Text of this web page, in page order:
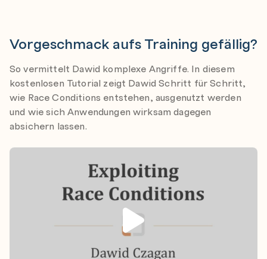
Vorgeschmack aufs Training gefällig?
So vermittelt Dawid komplexe Angriffe. In diesem
kostenlosen Tutorial zeigt Dawid Schritt für Schritt,
wie Race Conditions entstehen, ausgenutzt werden
und wie sich Anwendungen wirksam dagegen
absichern lassen.